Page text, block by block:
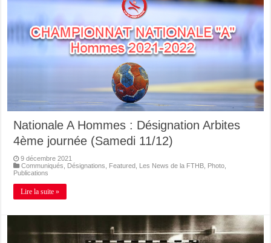
Nationale A Hommes : Désignation Arbites
4ème journée (Samedi 11/12)
9 décembre 2021
Communiqués
Désignations Featured Les News de la FTHB Photo
Publications
Lire la suite »